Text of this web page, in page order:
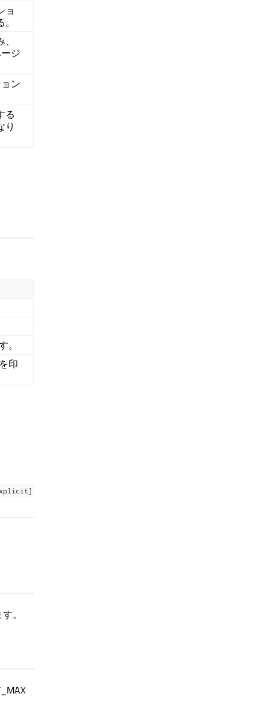
ョ
ジ
ン
る
り
印
。